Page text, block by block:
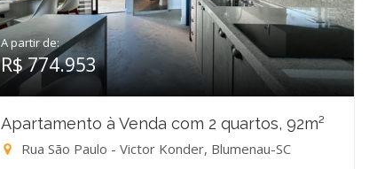
A partir de:
R$ 774.953
Apartamento à Venda com 2 quartos, 92m²
Rua São Paulo - Victor Konder, Blumenau-SC